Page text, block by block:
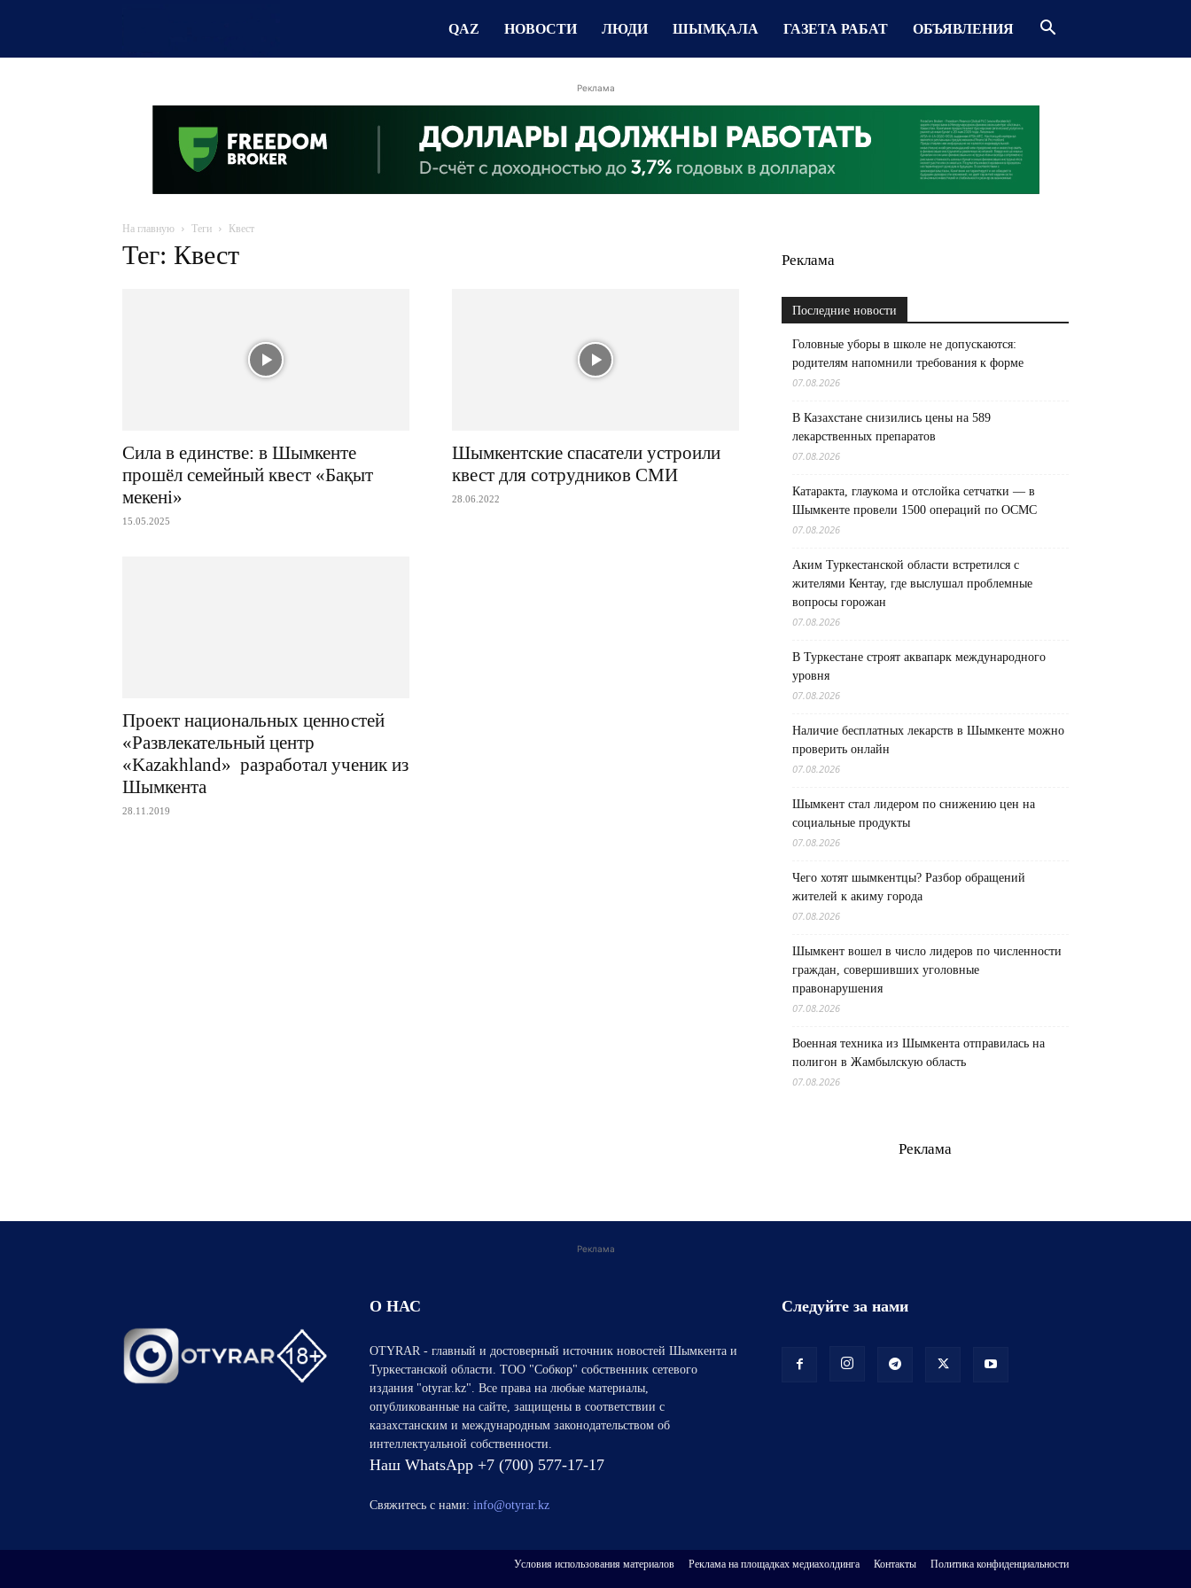
QAZ НОВОСТИ ЛЮДИ ШЫМҚАЛА ГАЗЕТА РАБАТ ОБЪЯВЛЕНИЯ
Реклама
На главную Теги Квест
Тег: Квест
Сила в единстве: в Шымкенте
прошёл семейный квест «Бақыт
мекені»
15.05.2025
Шымкентские спасатели устроили
квест для сотрудников СМИ
28.06.2022
Проект национальных ценностей
«Развлекательный центр
«Kazakhland» разработал ученик из
Шымкента
28.11.2019
Реклама
Последние новости
Головные уборы в школе не допускаются:
родителям напомнили требования к форме
07.08.2026
В Казахстане снизились цены на 589
лекарственных препаратов
07.08.2026
Катаракта, глаукома и отслойка сетчатки — в
Шымкенте провели 1500 операций по ОСМС
07.08.2026
Аким Туркестанской области встретился с
жителями Кентау, где выслушал проблемные
вопросы горожан
07.08.2026
В Туркестане строят аквапарк международного
уровня
07.08.2026
Наличие бесплатных лекарств в Шымкенте можно
проверить онлайн
07.08.2026
Шымкент стал лидером по снижению цен на
социальные продукты
07.08.2026
Чего хотят шымкентцы? Разбор обращений
жителей к акиму города
07.08.2026
Шымкент вошел в число лидеров по численности
граждан, совершивших уголовные
правонарушения
07.08.2026
Военная техника из Шымкента отправилась на
полигон в Жамбылскую область
07.08.2026
Реклама
Реклама
О НАС
OTYRAR - главный и достоверный источник новостей Шымкента и
Туркестанской области. ТОО "Собкор" собственник сетевого
издания "otyrar.kz". Все права на любые материалы,
опубликованные на сайте, защищены в соответствии с
казахстанским и международным законодательством об
интеллектуальной собственности.
Наш WhatsApp +7 (700) 577-17-17
Свяжитесь с нами: info@otyrar.kz
Следуйте за нами
Условия использования материалов Реклама на площадках медиахолдинга Контакты Политика конфиденциальности